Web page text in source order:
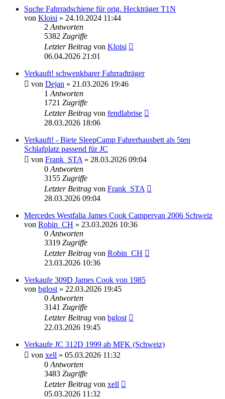
Suche Fahrradschiene für orig. Heckträger T1N
von Kloisi » 24.10.2024 11:44
2 Antworten
5382 Zugriffe
Letzter Beitrag von Kloisi
06.04.2026 21:01
Verkauft! schwenkbarer Fahrradträger
von Dejan » 21.03.2026 19:46
1 Antworten
1721 Zugriffe
Letzter Beitrag von fendlabrise
28.03.2026 18:06
Verkauft! - Biete SleepCamp Fahrerhausbett als 5ten
Schlafplatz passend für JC
von Frank_STA » 28.03.2026 09:04
0 Antworten
3155 Zugriffe
Letzter Beitrag von Frank_STA
28.03.2026 09:04
Mercedes Westfalia James Cook Campervan 2006 Schweiz
von Robin_CH » 23.03.2026 10:36
0 Antworten
3319 Zugriffe
Letzter Beitrag von Robin_CH
23.03.2026 10:36
Verkaufe 309D James Cook von 1985
von bglost » 22.03.2026 19:45
0 Antworten
3141 Zugriffe
Letzter Beitrag von bglost
22.03.2026 19:45
Verkaufe JC 312D 1999 ab MFK (Schweiz)
von xell » 05.03.2026 11:32
0 Antworten
3483 Zugriffe
Letzter Beitrag von xell
05.03.2026 11:32